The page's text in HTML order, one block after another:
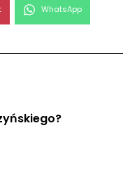
Share
WhatsApp